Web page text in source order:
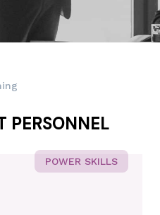
PERSONNEL
POWER SKILLS